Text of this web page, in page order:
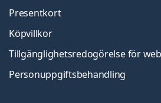
Presentkort
Köpvillkor
Tillgänglighetsredogörelse för
Personuppgiftsbehandling